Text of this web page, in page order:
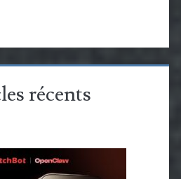
récents